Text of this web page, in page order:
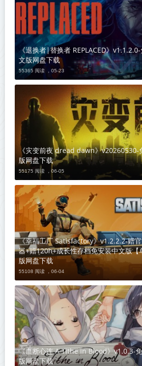
《退换者|替换者 REPLACED》
文版网盘下载
55365 阅读 ， 05-23
《灾变前夜 dread dawn》v20260530-
版网盘下载
55175 阅读 ， 06-05
《幸福工厂 Satisfactory》v1.2.2.2-赠
器+赠120h+成长性存档免安装中文版【
版网盘下载
55108 阅读 ， 06-04
《血断心连 A Tithe in Blood》v1.0.3-
版网盘下载